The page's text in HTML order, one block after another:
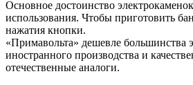
Основное достоинство
использования. Чтобы приготовить
нажатия кнопки.
«Примавольта» дешевле большинства
иностранного производства и
отечественные аналоги.